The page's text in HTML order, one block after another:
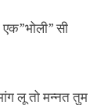
एक”भोली” सी
लू तो मन्नत तुम